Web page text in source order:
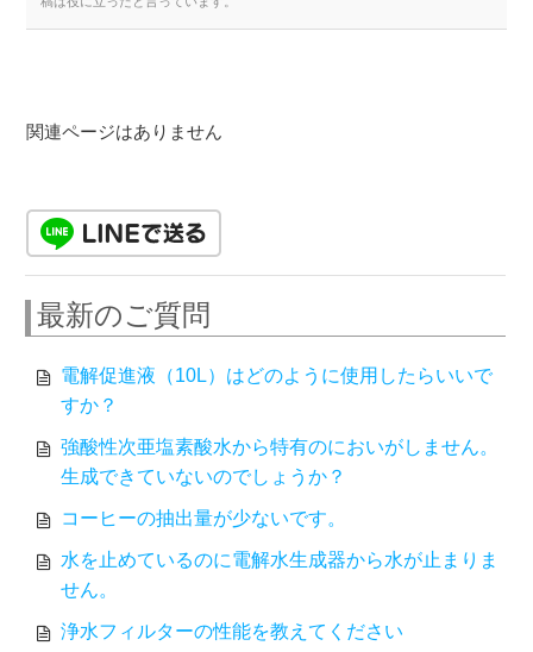
関連ページはありません
最新のご質問
電解促進液（10L）はどのように使用したらいいで
すか？
強酸性次亜塩素酸水から特有のにおいがしません。
生成できていないのでしょうか？
コーヒーの抽出量が少ないです。
水を止めているのに電解水生成器から水が止まりま
せん。
浄水フィルターの性能を教えてください